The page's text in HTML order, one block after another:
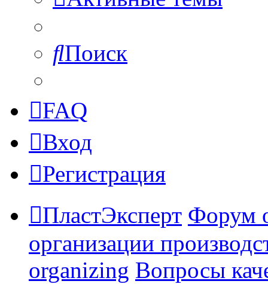
Поиск
FAQ
Вход
Регистрация
ПластЭксперт Форум
организации
organizing Вопросы